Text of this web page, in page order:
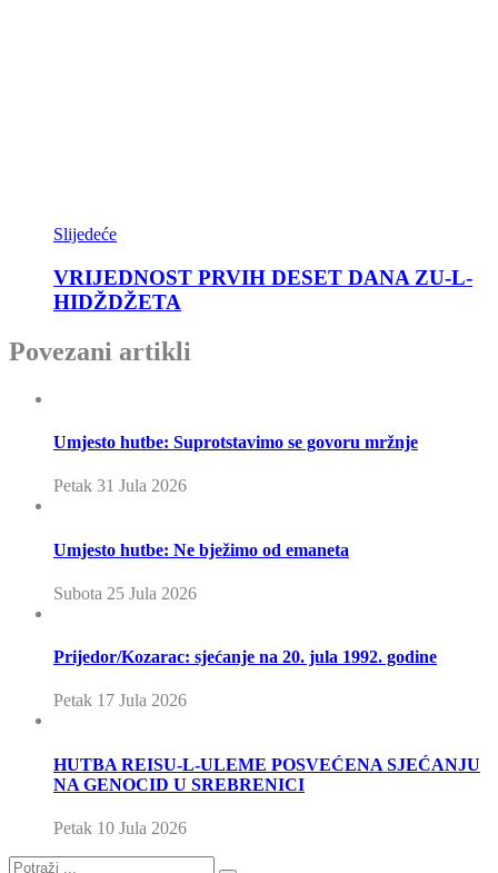
Slijedeće
VRIJEDNOST PRVIH DESET DANA ZU-L-
HIDŽDŽETA
Povezani artikli
Umjesto hutbe: Suprotstavimo se govoru mržnje
Petak 31 Jula 2026
Umjesto hutbe: Ne bježimo od emaneta
Subota 25 Jula 2026
Prijedor/Kozarac: sjećanje na 20. jula 1992. godine
Petak 17 Jula 2026
HUTBA REISU-L-ULEME POSVEĆENA SJEĆANJU
NA GENOCID U SREBRENICI
Petak 10 Jula 2026